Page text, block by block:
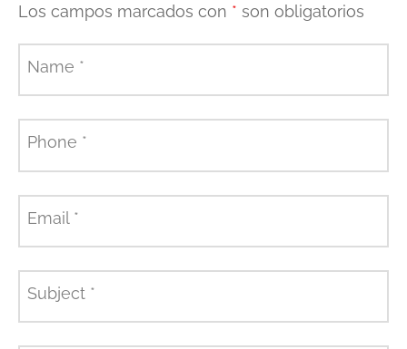
Los campos marcados con * son obligatorios
Name *
Phone *
Email *
Subject *